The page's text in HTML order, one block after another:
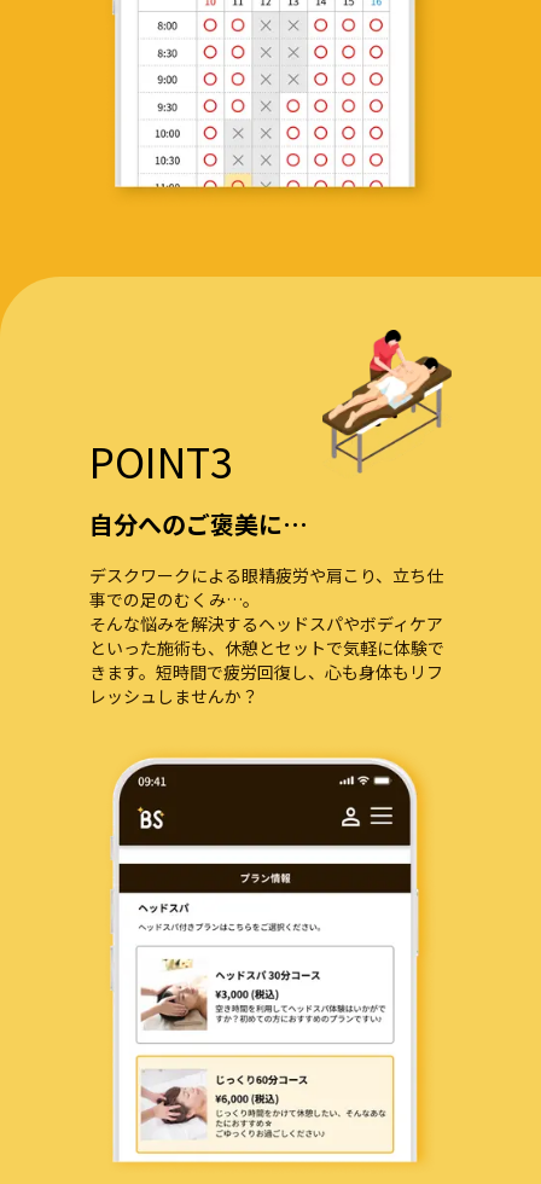
POINT3
自分へのご褒美に…
デスクワークによる眼精疲労や肩こり、立ち仕
事での足のむくみ…。
そんな悩みを解決するヘッドスパやボディケア
といった施術も、休憩とセットで気軽に体験で
きます。短時間で疲労回復し、心も身体もリフ
レッシュしませんか？